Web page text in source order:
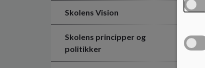
Skolens Vision
Skolens principper og
politikker